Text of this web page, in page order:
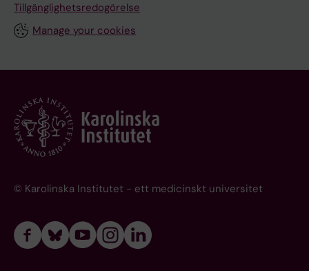
Tillgänglighetsredogörelse
Manage your cookies
© Karolinska Institutet - ett medicinskt universitet